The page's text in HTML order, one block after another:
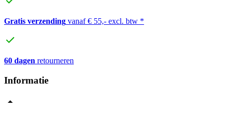
Gratis verzending vanaf € 55,- excl. btw *
60 dagen retourneren
Informatie